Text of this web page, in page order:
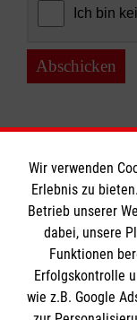
Abschicken
Impressum
Datenschutz
Die
Wir verwenden
Erlebnis zu
Betrieb unserer
dabei, unsere
Funktionen
Erfolgskontrolle
wie z.B. Google